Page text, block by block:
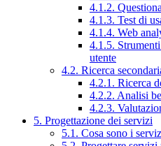
4.1.2.
4.1.3. Test di
4.1.4. Web
4.1.5.
utente
4.2. Ricerca
4.2.1. Ricerca
4.2.2. Analisi
4.2.3.
5. Progettazione dei servizi
5.1. Cosa sono i